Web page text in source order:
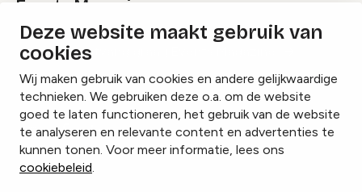
Deze website maakt gebruik van
cookies
Wij maken gebruik van cookies en andere gelijkwaardige
technieken. We gebruiken deze o.a. om de website
goed te laten functioneren, het gebruik van de website
te analyseren en relevante content en advertenties te
kunnen tonen. Voor meer informatie, lees ons
cookiebeleid.
Events Magazine
Ik ontvang graag Events Magazine
InstagramFacebookLinkedIn